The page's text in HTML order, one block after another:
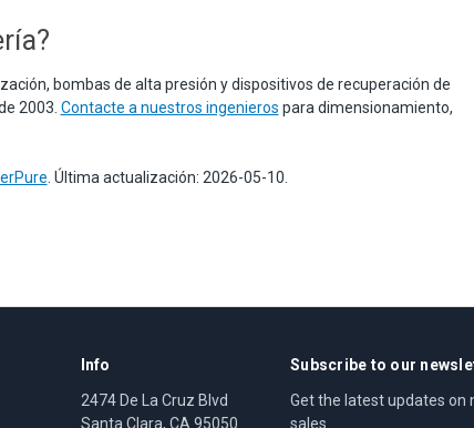
bombas de alta presión y dispositivos de recuperación de
2003. Contacte a nuestros ingenieros para dimensionamiento,
. Última actualización: 2026-05-10.
Info
2474 De La Cruz Blvd
Santa Clara, CA 95050
Subscribe to our
Get the latest updates on
sales